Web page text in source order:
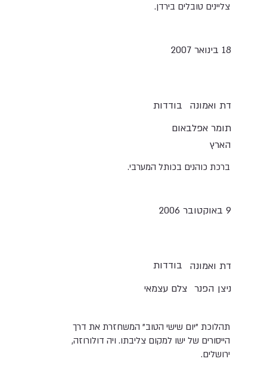
צליינים טובלים בירדן.
18 בינואר 2007
בודדות
דת ואמונה
תומר אפלבאום
הארץ
ברכת כוהנים בכותל המערבי.
9 באוקטובר 2006
בודדות
דת ואמונה
צלם עצמאי ניצן הפנר
תהלוכת "יום שישי הטוב" המשחזרת את דרך
הייסורים של ישו למקום צליבתו. ויה דולורוזה,
ירושלים.